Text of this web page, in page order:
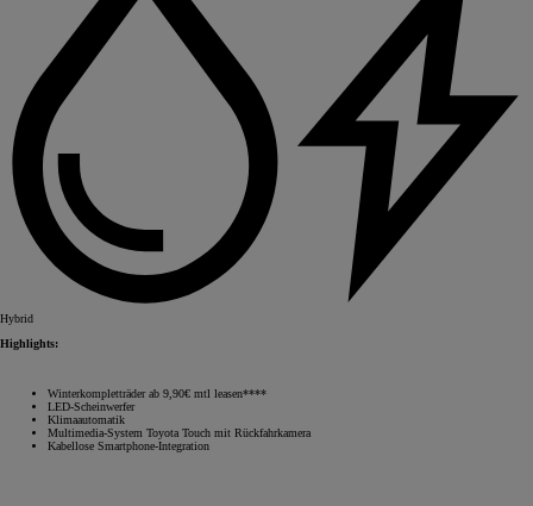
Hybrid
Highlights:
Winterkompletträder ab 9,90€ mtl leasen****
LED-Scheinwerfer
Klimaautomatik
Multimedia-System Toyota Touch mit Rückfahrkamera
Kabellose Smartphone-Integration